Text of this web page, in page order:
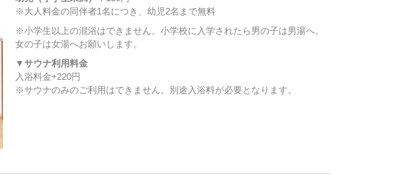
※大人料金の同伴者1名につき、幼児2名まで無料
※小学生以上の混浴はできません。小学校に入学されたら男の子は男湯へ。
女の子は女湯へお願いします。
▼サウナ利用料金
入浴料金+220円
※サウナのみのご利用はできません。別途入浴料が必要となります。